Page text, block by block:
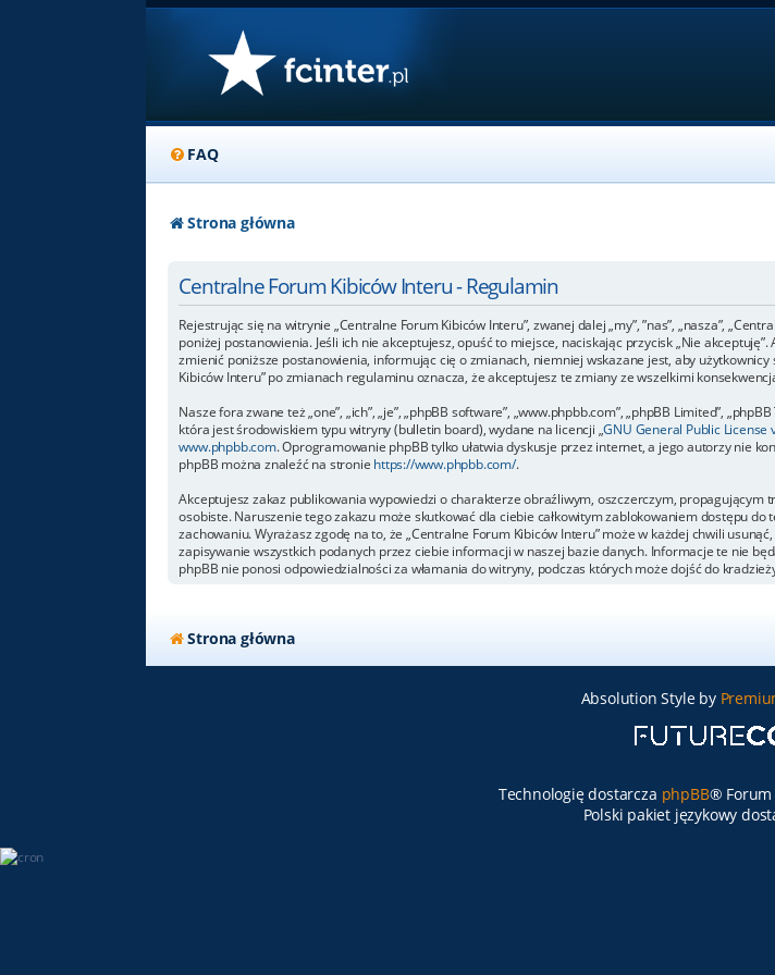
FAQ
Strona główna
Centralne Forum Kibiców Interu - Regulamin
Rejestrując się na witrynie „Centralne Forum Kibiców Interu”, zwanej dalej „my”, ”nas”, „nasza”,
poniżej postanowienia. Jeśli ich nie akceptujesz, opuść to miejsce, naciskając przycisk „Nie
zmienić poniższe postanowienia, informując cię o zmianach, niemniej wskazane jest, aby
Kibiców Interu” po zmianach regulaminu oznacza, że akceptujesz te zmiany ze wszelkimi
Nasze fora zwane też „one”, „ich”, „je”, „phpBB software”, „www.phpbb.com”, „phpBB Limited”,
która jest środowiskiem typu witryny (bulletin board), wydane na licencji „GNU General Public License
www.phpbb.com. Oprogramowanie phpBB tylko ułatwia dyskusje przez internet, a jego autorzy nie
phpBB można znaleźć na stronie https://www.phpbb.com/.
Akceptujesz zakaz publikowania wypowiedzi o charakterze obraźliwym, oszczerczym,
osobiste. Naruszenie tego zakazu może skutkować dla ciebie całkowitym zablokowaniem dostępu
zachowaniu. Wyrażasz zgodę na to, że „Centralne Forum Kibiców Interu” może w każdej chwili
zapisywanie wszystkich podanych przez ciebie informacji w naszej bazie danych. Informacje te nie
phpBB nie ponosi odpowiedzialności za włamania do witryny, podczas których może dojść do
Strona główna
Absolution Style by
Technologię dostarcza phpBB® Forum
Polski pakiet językowy